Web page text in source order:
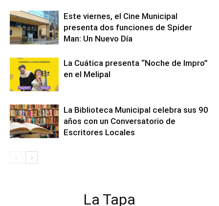
Este viernes, el Cine Municipal
presenta dos funciones de Spider
Man: Un Nuevo Día
La Cuática presenta “Noche de Impro”
en el Melipal
La Biblioteca Municipal celebra sus 90
años con un Conversatorio de
Escritores Locales
La Tapa